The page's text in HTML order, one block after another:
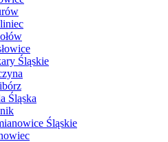
Śląskie
Śląska
Śląskie